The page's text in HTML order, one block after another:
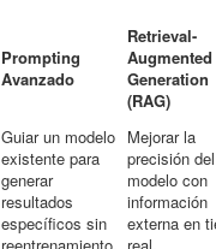
Prompting
Avanzado
Retrieval-
Augmented
Generation
(RAG)
Guiar un modelo
existente para
generar
resultados
específicos sin
Mejorar la
precisión del
modelo con
información
externa en